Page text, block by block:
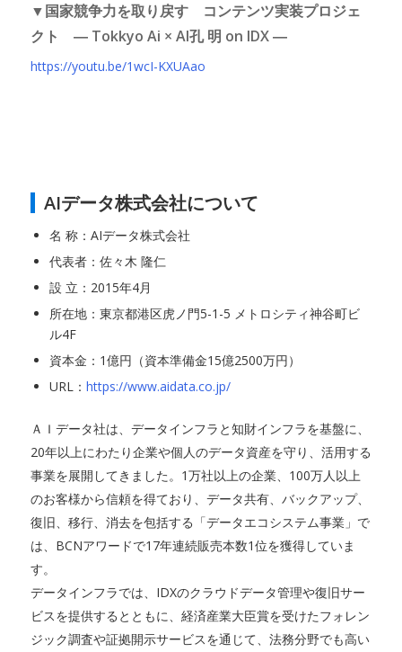
▼国家競争力を取り戻す コンテンツ実装プロジェ
クト ― Tokkyo Ai × AI孔 明 on IDX ―
https://youtu.be/1wcI-KXUAao
AIデータ株式会社について
名 称：AIデータ株式会社
代表者：佐々木 隆仁
設 立：2015年4月
所在地：東京都港区虎ノ門5-1-5 メトロシティ神谷町ビ
ル4F
資本金：1億円（資本準備金15億2500万円）
URL： https://www.aidata.co.jp/
ＡＩデータ社は、データインフラと知財インフラを基盤に、
20年以上にわたり企業や個人のデータ資産を守り、活用する
事業を展開してきました。1万社以上の企業、100万人以上
のお客様から信頼を得ており、データ共有、バックアップ、
復旧、移行、消去を包括する「データエコシステム事業」で
は、BCNアワードで17年連続販売本数1位を獲得していま
す。
データインフラでは、IDXのクラウドデータ管理や復旧サー
ビスを提供するとともに、経済産業大臣賞を受けたフォレン
ジック調査や証拠開示サービスを通じて、法務分野でも高い